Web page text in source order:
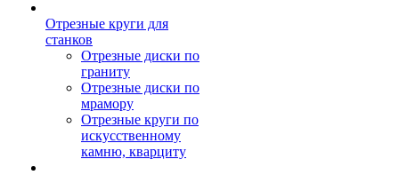
Отрезные круги для
станков
Отрезные диски по
граниту
Отрезные диски по
мрамору
Отрезные круги по
искусственному
камню, кварциту